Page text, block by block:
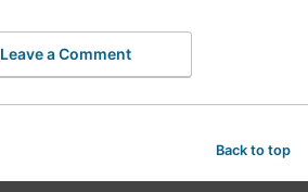
Leave a Comment
Back to top